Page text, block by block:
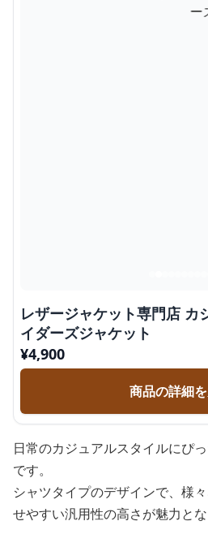
レザージャケット専門店 カ
イダーズジャケット
¥4,900
商品の詳細
日常のカジュアルスタイルにぴ
です。
シャツタイプのデザインで、様
せやすい汎用性の高さが魅力とな